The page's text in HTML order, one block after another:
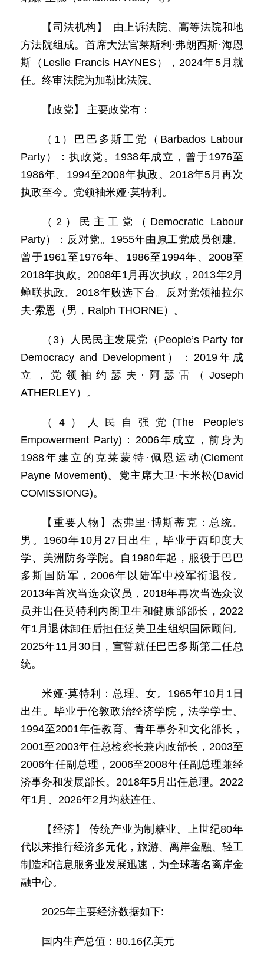
【司法机构】 由上诉法院、高等法院和地
方法院组成。首席大法官莱斯利·弗朗西斯·海恩
斯（Leslie Francis HAYNES），2024年5月就
任。终审法院为加勒比法院。
【政党】 主要政党有：
（1）巴巴多斯工党（Barbados Labour
Party）：执政党。1938年成立，曾于1976至
1986年、1994至2008年执政。2018年5月再次
执政至今。党领袖米娅·莫特利。
（2）民主工党（Democratic Labour
Party）：反对党。1955年由原工党成员创建。
曾于1961至1976年、1986至1994年、2008至
2018年执政。2008年1月再次执政，2013年2月
蝉联执政。2018年败选下台。反对党领袖拉尔
夫·索恩（男，Ralph THORNE）。
（3）人民民主发展党（People’s Party for
Democracy and Development）：2019年成
立，党领袖约瑟夫·阿瑟雷（Joseph
ATHERLEY）。
（4）人民自强党(The People's
Empowerment Party)：2006年成立，前身为
1988年建立的克莱蒙特·佩恩运动(Clement
Payne Movement)。党主席大卫·卡米松(David
COMISSIONG)。
【重要人物】杰弗里·博斯蒂克：总统。
男。1960年10月27日出生，毕业于西印度大
学、美洲防务学院。自1980年起，服役于巴巴
多斯国防军，2006年以陆军中校军衔退役。
2013年首次当选众议员，2018年再次当选众议
员并出任莫特利内阁卫生和健康部部长，2022
年1月退休卸任后担任泛美卫生组织国际顾问。
2025年11月30日，宣誓就任巴巴多斯第二任总
统。
米娅·莫特利：总理。女。1965年10月1日
出生。毕业于伦敦政治经济学院，法学学士。
1994至2001年任教育、青年事务和文化部长，
2001至2003年任总检察长兼内政部长，2003至
2006年任副总理，2006至2008年任副总理兼经
济事务和发展部长。2018年5月出任总理。2022
年1月、2026年2月均获连任。
【经济】 传统产业为制糖业。上世纪80年
代以来推行经济多元化，旅游、离岸金融、轻工
制造和信息服务业发展迅速，为全球著名离岸金
融中心。
2025年主要经济数据如下:
国内生产总值：80.16亿美元